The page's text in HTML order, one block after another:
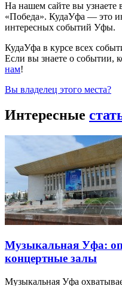
На нашем сайте вы узнаете
«Победа». КудаУфа — это
интересных событий Уфы.
КудаУфа в курсе всех
Если вы знаете о событии,
нам!
Вы владелец этого места?
Интересные
Музыкальная Уфа:
концертные залы
Музыкальная Уфа